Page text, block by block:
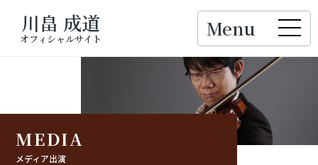
川畠 成道
オフィシャルサイト Menu
Close
MEDIA
メディア出演